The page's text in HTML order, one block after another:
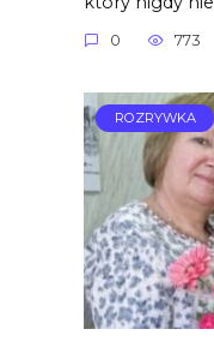
0 773
ROZRYWKA